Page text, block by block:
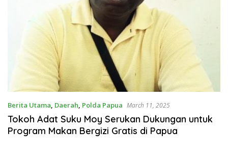
Berita Utama, Daerah, Polda Papua March 11, 2025
Tokoh Adat Suku Moy Serukan Dukungan untuk
Program Makan Bergizi Gratis di Papua